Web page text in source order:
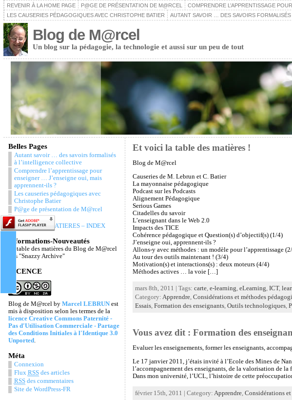
REVENIR À LA HOME PAGE P@GE DE PRÉSENTATION DE M@RCEL COMPRENDRE L’APPRENTISSAGE
LES CAUSERIES PÉDAGOGIQUES AVEC CHRISTOPHE BATIER
AUTANT SAVOIR … DES SAVOIRS
Blog de M@rcel
Un blog sur la pédagogie, la technologie et aussi sur un peu de tout
Belles Pages
Autant savoir … des savoirs formalisés
à l’intelligence collective
Comprendre l’apprentissage pour
enseigner … J’enseigne oui, mais
apprennent-ils ?
Les causeries pédagogiques avec
Christophe Batier
P@ge de présentation de M@rcel
Snazzy Archive
TABLE DES MATIERES – INDEX
Informations-Nouveautés
La table des matières du Blog de M@rcel
Les "Snazzy Archive"
LICENCE
Blog de M@rcelby Marcel LEBRUNest
mis à disposition selon les termes de la
licence Creative Commons Paternité -
Pas d'Utilisation Commerciale - Partage
des Conditions Initiales à l'Identique 3.0
Unported.
Méta
Connexion
Flux RSSdes articles
RSSdes commentaires
Site de WordPress-FR
Et voici la table des matières !
Blog de M@rcel
Causeries de M. Lebrun et C. Batier
La mayonnaise pédagogique
Podcast sur les Podcasts
Alignement Pédagogique
Serious Games
Citadelles du savoir
L’enseignant dans le Web 2.0
Impacts des TICE
Cohérence pédagogique et Question(s) d’objectif(s) (1/4)
J’enseigne oui, apprennent-ils ?
Allons-y avec méthodes : un modèle pour l’apprentissage
Au tour des outils maintenant ! (3/4)
Motivation(s) et interactions(s) : deux moteurs (4/4)
Méthodes actives … la voie […]
mars 8th, 2011 | Tags: carte, e-learning, eLearning, ICT,
Category: Apprendre, Considérations et méthodes
Essais, Formation des enseignants, Outils technologiques,
Vous avez dit : Formation des
Evaluer les enseignements, former les enseignants,
Le 17 janvier 2011, j’étais invité à l’Ecole des Mines de
l’accompagnement des enseignants, de la valorisation de
Dans mon université, l’UCL, l’histoire de cette
février 15th, 2011 | Category: Apprendre, Considérations